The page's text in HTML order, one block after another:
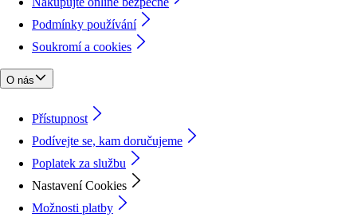
Podmínky používání
Soukromí a cookies
O nás
Přístupnost
Podívejte se, kam doručujeme
Poplatek za službu
Nastavení Cookies
Možnosti platby